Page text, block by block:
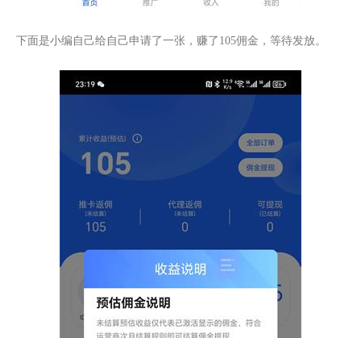
下面是小编自己给自己申请了一张，赚了105佣金，等待发放。